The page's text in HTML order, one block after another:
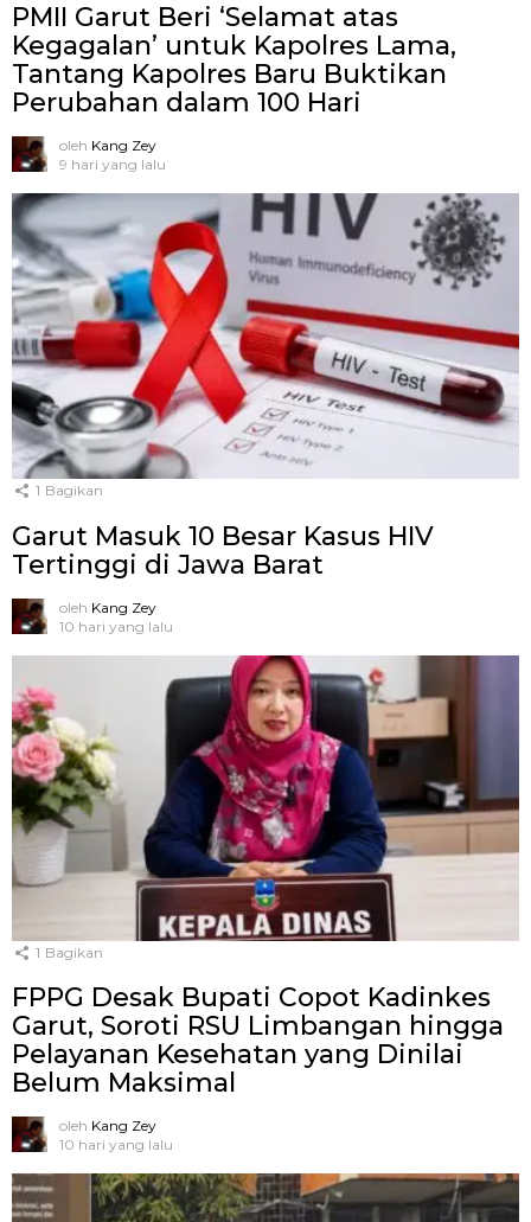
PMII Garut Beri ‘Selamat atas
Kegagalan’ untuk Kapolres Lama,
Tantang Kapolres Baru Buktikan
Perubahan dalam 100 Hari
oleh Kang Zey
9 hari yang lalu
1 Bagikan
Garut Masuk 10 Besar Kasus HIV
Tertinggi di Jawa Barat
oleh Kang Zey
10 hari yang lalu
1 Bagikan
FPPG Desak Bupati Copot Kadinkes
Garut, Soroti RSU Limbangan hingga
Pelayanan Kesehatan yang Dinilai
Belum Maksimal
oleh Kang Zey
10 hari yang lalu